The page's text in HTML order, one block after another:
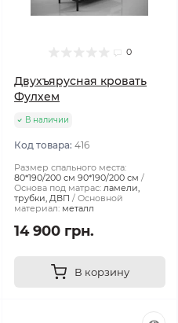
0
Двухъярусная кровать
Фулхем
В наличии
Код товара: 416
Размер спального места:
80*190/200 см 90*190/200 см
Основа под матрас: ламели,
трубки, ДВП
Основной
материал: металл
14 900 грн.
В корзину